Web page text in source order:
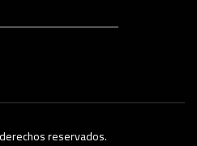
reservados.